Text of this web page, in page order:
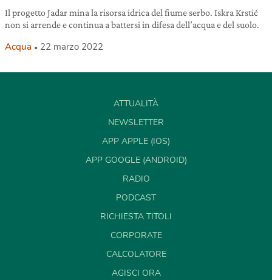
Il progetto Jadar mina la risorsa idrica del fiume serbo. Iskra Krstić
non si arrende e continua a battersi in difesa dell’acqua e del suolo.
Acqua 22 marzo 2022
ATTUALITÀ
NEWSLETTER
APP APPLE (IOS)
APP GOOGLE (ANDROID)
RADIO
PODCAST
RICHIESTA TITOLI
CORPORATE
CALCOLATORE
AGISCI ORA